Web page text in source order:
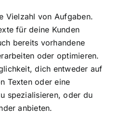
Vielzahl von Aufgaben.
für deine Kunden
bereits vorhandene
oder optimieren.
dich entweder auf
Texten oder eine
spezialisieren, oder du
anbieten.